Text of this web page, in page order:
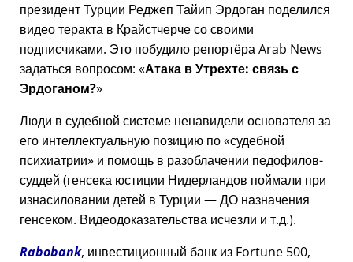
президент Турции Реджеп Тайип Эрдоган поделился
видео теракта в Крайстчерче со своими
подписчиками. Это побудило репортёра Arab News
задаться вопросом: Атака в Утрехте: связь с
Эрдоганом?
Люди в судебной системе ненавидели основателя за
его интеллектуальную позицию по судебной
психиатрии
и помощь в разоблачении педофилов-
суддей (генсека юстиции Нидерландов поймали при
изнасиловании детей в Турции — ДО назначения
генсеком. Видеодоказательства исчезли и т.д.).
Rabobank, инвестиционный банк из Fortune 500,